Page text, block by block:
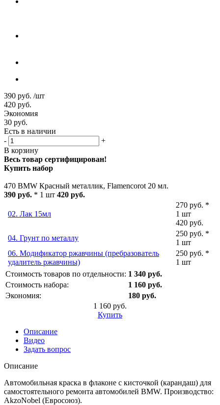
390 руб. /шт
420 руб.
Экономия
30 руб.
Есть в наличии
-
+
В корзину
Весь товар сертифицирован!
Купить набор
470 BMW Красный металлик, Flamencorot 20 мл.
390 руб. * 1 шт 420 руб.
02. Лак 15мл
270 руб. *
1 шт
420 руб.
04. Грунт по металлу
250 руб. *
1 шт
06. Модификатор ржавчины (пребразователь
удалитель ржавчины)
250 руб. *
1 шт
Стоимость товаров по отдельности: 1 340 руб.
Стоимость набора:
1 160 руб.
Экономия:
180 руб.
1 160 руб.
Купить
Описание
Видео
Задать вопрос
Описание
Автомобильная краска в флаконе с кисточкой (карандаш) для
самостоятельного ремонта автомобилей BMW. Производство:
AkzoNobel (Евросоюз).